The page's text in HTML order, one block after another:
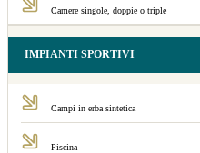
Camere singole, doppie o triple
IMPIANTI SPORTIVI
Campi in erba sintetica
Piscina